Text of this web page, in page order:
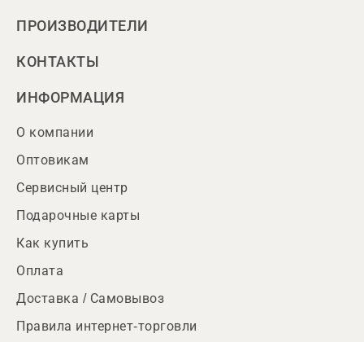
ПРОИЗВОДИТЕЛИ
КОНТАКТЫ
ИНФОРМАЦИЯ
О компании
Оптовикам
Сервисный центр
Подарочные карты
Как купить
Оплата
Доставка / Самовывоз
Правила интернет-торговли